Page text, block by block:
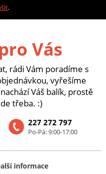
.
Vás
rádi Vám poradíme s
vyřešíme
Váš balík, prostě
třeba. :)
227 272 797
Po-Pá: 9:00-17:00
informace